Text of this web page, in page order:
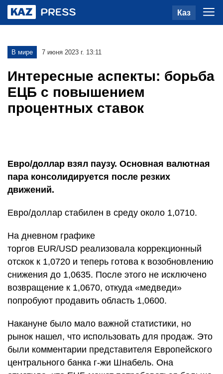
Каз
В мире 7 июня 2023 г. 13:11
Интересные аспекты: борьба
ЕЦБ с повышением
процентных ставок
Евро/доллар взял паузу. Основная валютная
пара консолидируется после резких
движений.
Евро/доллар стабилен в среду около 1,0710.
На дневном графике
торгов EUR/USD реализовала коррекционный
отскок к 1,0720 и теперь готова к возобновлению
снижения до 1,0635. После этого не исключено
возвращение к 1,0670, откуда «медведи»
попробуют продавить область 1,0600.
Накануне было мало важной статистики, но
рынок нашел, что использовать для продаж. Это
были комментарии представителя Европейского
центрального банка г-жи Шнабель. Она